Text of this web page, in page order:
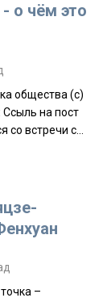
о чём это
общества (с)
со встречи с
встречаться
неделю) и с
"Эйтан
-
кого называют
С 2022-го
–